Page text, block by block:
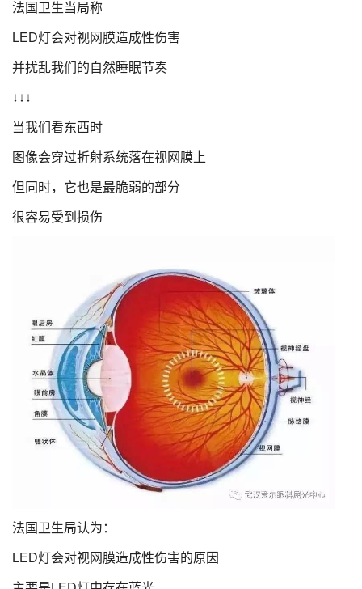
法国卫生当局称
LED灯会对视网膜造成性伤害
并扰乱我们的自然睡眠节奏
↓↓↓
当我们看东西时
图像会穿过折射系统落在视网膜上
但同时，它也是最脆弱的部分
很容易受到损伤
法国卫生局认为：
LED灯会对视网膜造成性伤害的原因